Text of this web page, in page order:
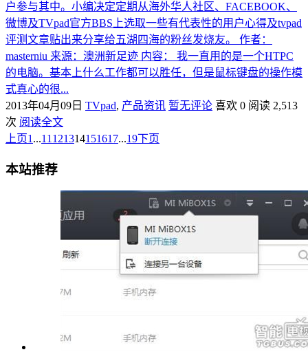
户参与其中。小编决定定期从海外华人社区、FACEBOOK、
微博及TVpad官方BBS上选取一些有代表性的用户心得及tvpad
评测文章贴出来分享给五湖四海的粉丝发烧友。 作者：
masterniu 来源：澳洲新足迹 内容： 我一直用的是一个HTPC
的电脑。基本上什么工作都可以胜任，但是鼠标键盘的操作模
式真心的很...
2013年04月09日 TVpad, 产品资讯 暂无评论 喜欢 0 阅读 2,513
次 阅读全文
上页1 ...11 121314151617...19下页
本站推荐